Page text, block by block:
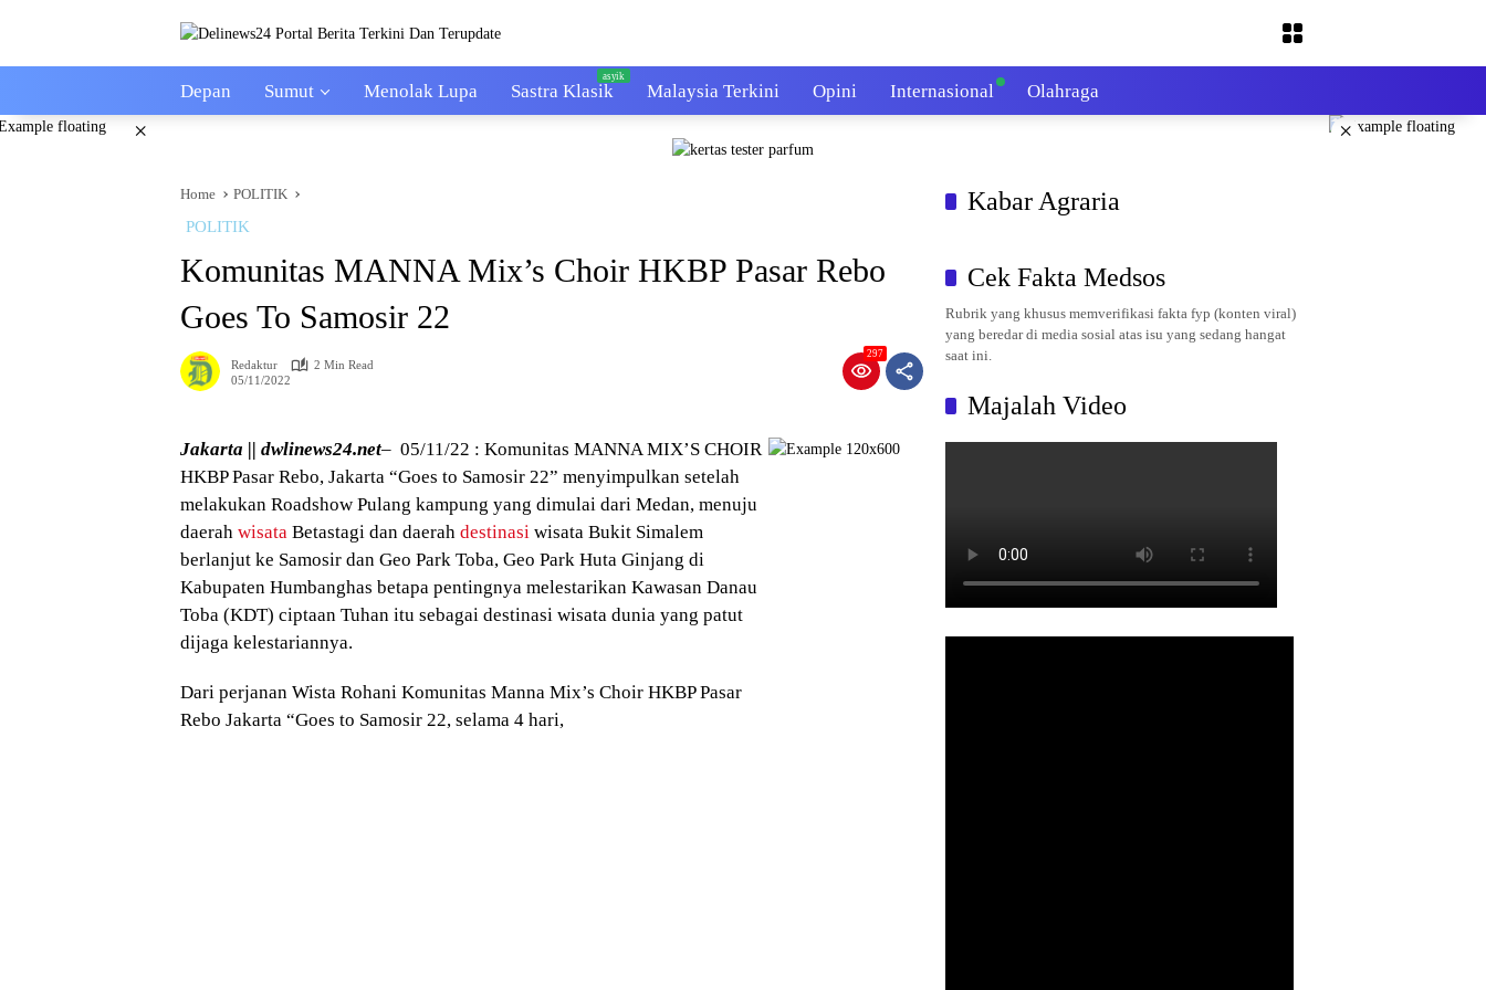
Depan Sumut Menolak Lupa Sastra Klasik Malaysia Terkini Opini Internasional Olahraga
× ×
Home POLITIK
POLITIK
Komunitas MANNA Mix’s Choir HKBP Pasar Rebo
Goes To Samosir 22
Redaktur
2 Min Read
05/11/2022
297
Jakarta || dwlinews24.net– 05/11/22 : Komunitas MANNA MIX’S CHOIR
HKBP Pasar Rebo, Jakarta “Goes to Samosir 22” menyimpulkan setelah
melakukan Roadshow Pulang kampung yang dimulai dari Medan, menuju
daerah wisata Betastagi dan daerah destinasi wisata Bukit Simalem
berlanjut ke Samosir dan Geo Park Toba, Geo Park Huta Ginjang di
Kabupaten Humbanghas betapa pentingnya melestarikan Kawasan Danau
Toba (KDT) ciptaan Tuhan itu sebagai destinasi wisata dunia yang patut
dijaga kelestariannya.
Dari perjanan Wista Rohani Komunitas Manna Mix’s Choir HKBP Pasar
Rebo Jakarta “Goes to Samosir 22, selama 4 hari,
Kabar Agraria
Cek Fakta Medsos
Rubrik yang khusus memverifikasi fakta fyp (konten viral)
yang beredar di media sosial atas isu yang sedang hangat
saat ini.
Majalah Video